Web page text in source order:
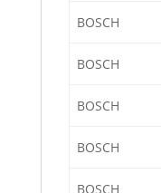
BOSCH
BOSCH
BOSCH
BOSCH
BOSCH